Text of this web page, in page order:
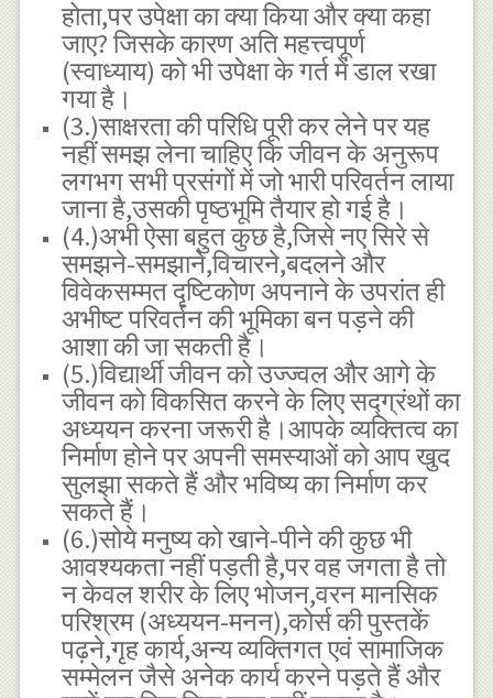
होता,पर उपेक्षा का क्या किया और क्या कहा
जाए? जिसके कारण अति महत्त्वपूर्ण
(स्वाध्याय) को भी उपेक्षा के गर्त में डाल रखा
गया है।
(3.)साक्षरता की परिधि पूरी कर लेने पर यह
नहीं समझ लेना चाहिए कि जीवन के अनुरूप
लगभग सभी प्रसंगों में जो भारी परिवर्तन लाया
जाना है,उसकी पृष्ठभूमि तैयार हो गई है।
(4.)अभी ऐसा बहुत कुछ है,जिसे नए सिरे से
समझने-समझाने,विचारने,बदलने और
विवेकसम्मत दृष्टिकोण अपनाने के उपरांत ही
अभीष्ट परिवर्तन की भूमिका बन पड़ने की
आशा की जा सकती है।
(5.)विद्यार्थी जीवन को उज्ज्वल और आगे के
जीवन को विकसित करने के लिए सद्ग्रंथों का
अध्ययन करना जरूरी है।आपके व्यक्तित्व का
निर्माण होने पर अपनी समस्याओं को आप खुद
सुलझा सकते हैं और भविष्य का निर्माण कर
सकते हैं।
(6.)सोये मनुष्य को खाने-पीने की कुछ भी
आवश्यकता नहीं पड़ती है,पर वह जगता है तो
न केवल शरीर के लिए भोजन,वरन मानसिक
परिश्रम (अध्ययन-मनन),कोर्स की पुस्तकें
पढ़ने,गृह कार्य,अन्य व्यक्तिगत एवं सामाजिक
सम्मेलन जैसे अनेक कार्य करने पड़ते हैं और